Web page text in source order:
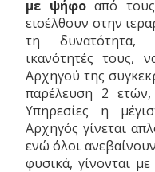
με ψήφοαπό τους
εισέλθουν στην
τη δυνατότητα,
ικανότητές τους,
Αρχηγού της
παρέλευση 2 ετών,
Υπηρεσίες η
Αρχηγός γίνεται
ενώ όλοι
φυσικά, γίνονται